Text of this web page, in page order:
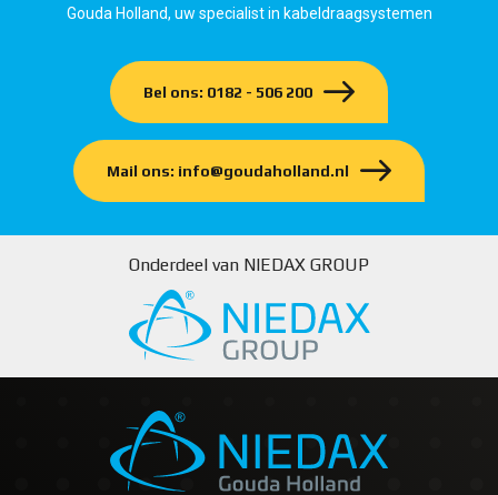
Gouda Holland, uw specialist in kabeldraagsystemen
Bel ons: 0182 - 506 200
Mail ons: info@goudaholland.nl
Onderdeel van NIEDAX GROUP